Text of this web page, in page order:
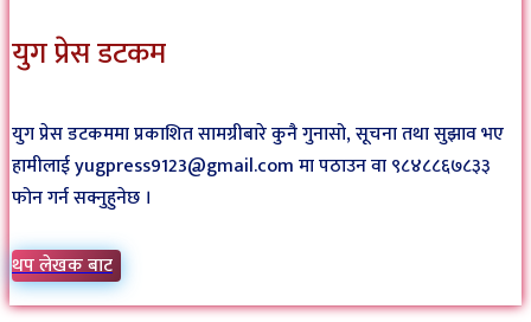
युग प्रेस डटकम
युग प्रेस डटकममा प्रकाशित सामग्रीबारे कुनै गुनासो, सूचना तथा सुझाव भए
हामीलाई yugpress9123@gmail.com मा पठाउन वा ९८४८८६७८३३
फोन गर्न सक्नुहुनेछ ।
थप लेखक बाट